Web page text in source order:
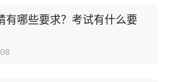
有哪些要求？考试有什么要